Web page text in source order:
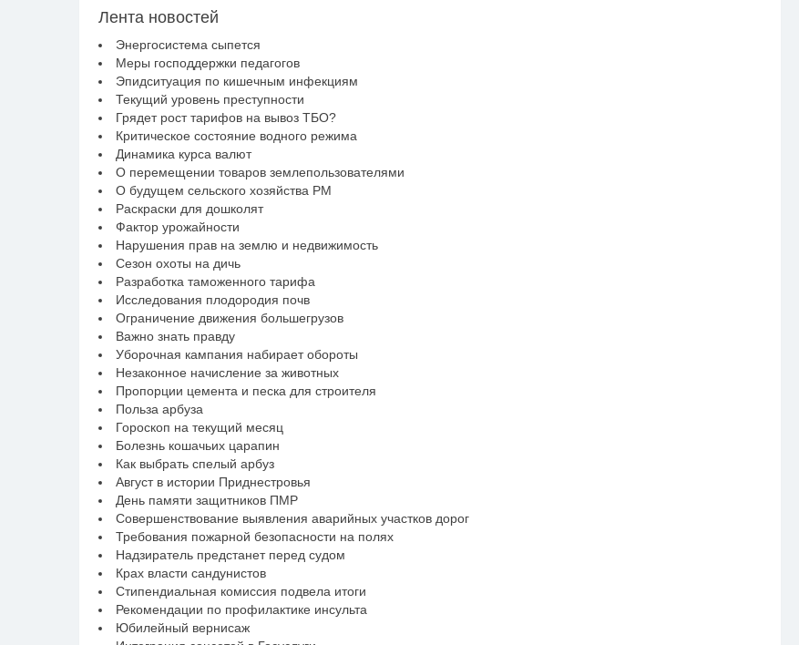
Лента новостей
Энергосистема сыпется
Меры господдержки педагогов
Эпидситуация по кишечным инфекциям
Текущий уровень преступности
Грядет рост тарифов на вывоз ТБО?
Критическое состояние водного режима
Динамика курса валют
О перемещении товаров землепользователями
О будущем сельского хозяйства РМ
Раскраски для дошколят
Фактор урожайности
Нарушения прав на землю и недвижимость
Сезон охоты на дичь
Разработка таможенного тарифа
Исследования плодородия почв
Ограничение движения большегрузов
Важно знать правду
Уборочная кампания набирает обороты
Незаконное начисление за животных
Пропорции цемента и песка для строителя
Польза арбуза
Гороскоп на текущий месяц
Болезнь кошачьих царапин
Как выбрать спелый арбуз
Август в истории Приднестровья
День памяти защитников ПМР
Совершенствование выявления аварийных участков дорог
Требования пожарной безопасности на полях
Надзиратель предстанет перед судом
Крах власти сандунистов
Стипендиальная комиссия подвела итоги
Рекомендации по профилактике инсульта
Юбилейный вернисаж